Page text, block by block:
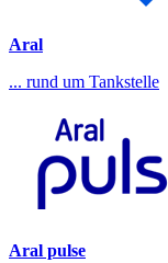
Aral
... rund um Tankstelle
Aral pulse